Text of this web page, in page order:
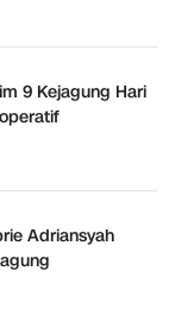
9 Kejagung Hari
Adriansyah